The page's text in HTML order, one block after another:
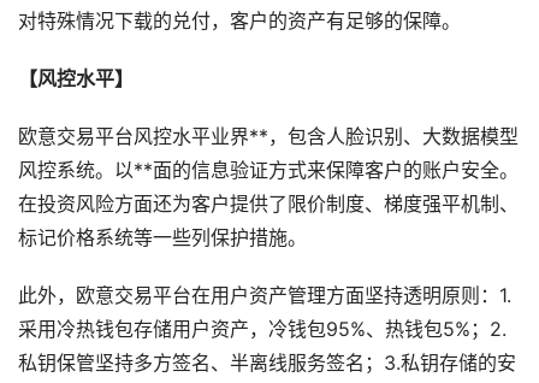
对特殊情况下载的兑付，客户的资产有足够的保障。
【风控水平】
欧意交易平台风控水平业界**，包含人脸识别、大数据模型
风控系统。以**面的信息验证方式来保障客户的账户安全。
在投资风险方面还为客户提供了限价制度、梯度强平机制、
标记价格系统等一些列保护措施。
此外，欧意交易平台在用户资产管理方面坚持透明原则：1.
采用冷热钱包存储用户资产，冷钱包95%、热钱包5%；2.
私钥保管坚持多方签名、半离线服务签名；3.私钥存储的安